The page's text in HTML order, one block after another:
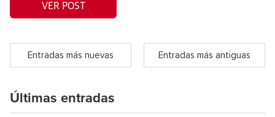
VER POST
Entradas más nuevas Entradas más antiguas
Últimas entradas